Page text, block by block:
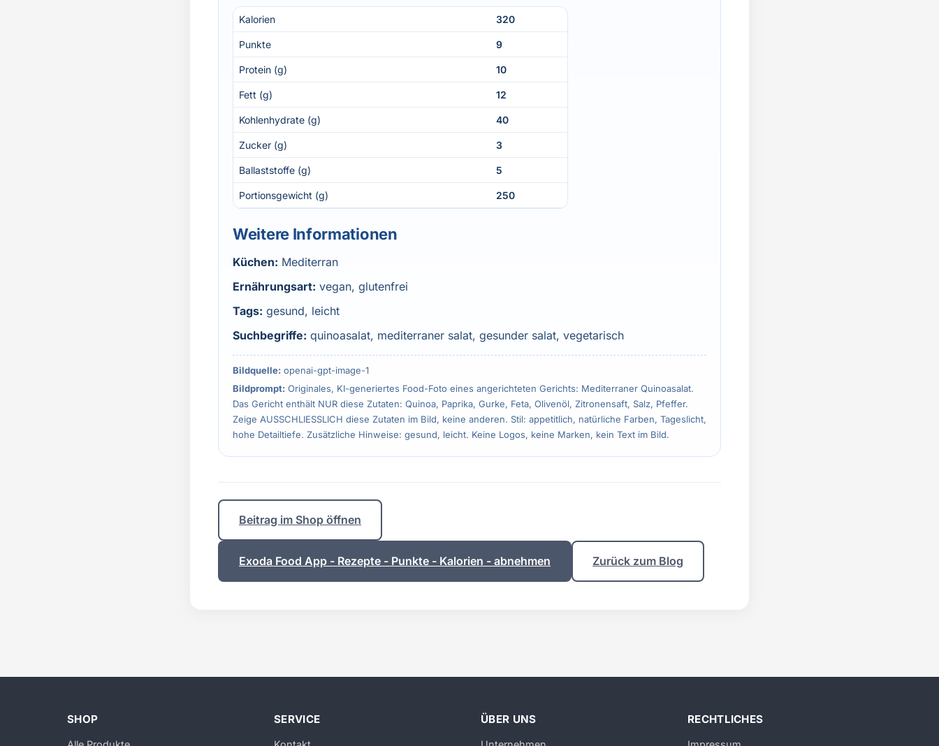
Kalorien 320
Punkte 9
Protein (g) 10
Fett (g) 12
Kohlenhydrate (g) 40
Zucker (g) 3
Ballaststoffe (g) 5
Portionsgewicht (g) 250
Weitere Informationen
Küchen: Mediterran
Ernährungsart: vegan, glutenfrei
Tags: gesund, leicht
Suchbegriffe: quinoasalat, mediterraner salat, gesunder salat, vegetarisch
Bildquelle: openai-gpt-image-1
Bildprompt: Originales, KI-generiertes Food-Foto eines angerichteten Gerichts: Mediterraner Quinoasalat.
Das Gericht enthält NUR diese Zutaten: Quinoa, Paprika, Gurke, Feta, Olivenöl, Zitronensaft, Salz, Pfeffer.
Zeige AUSSCHLIESSLICH diese Zutaten im Bild, keine anderen. Stil: appetitlich, natürliche Farben, Tageslicht,
hohe Detailtiefe. Zusätzliche Hinweise: gesund, leicht. Keine Logos, keine Marken, kein Text im Bild.
Beitrag im Shop öffnen
Exoda Food App - Rezepte - Punkte - Kalorien - abnehmen Zurück zum Blog
SHOP SERVICE ÜBER UNS RECHTLICHES